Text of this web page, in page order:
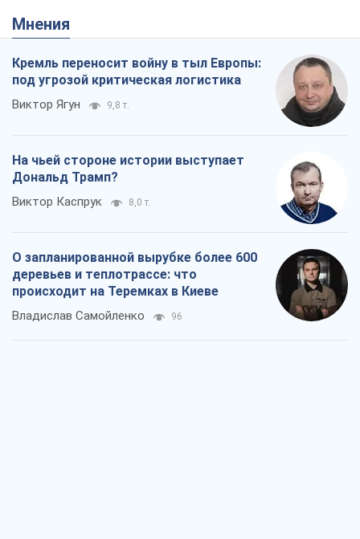
Мнения
Кремль переносит войну в тыл Европы:
под угрозой критическая логистика
Виктор Ягун 9,8 т.
На чьей стороне истории выступает
Дональд Трамп?
Виктор Каспрук 8,0 т.
О запланированной вырубке более 600
деревьев и теплотрассе: что
происходит на Теремках в Киеве
Владислав Самойленко 96